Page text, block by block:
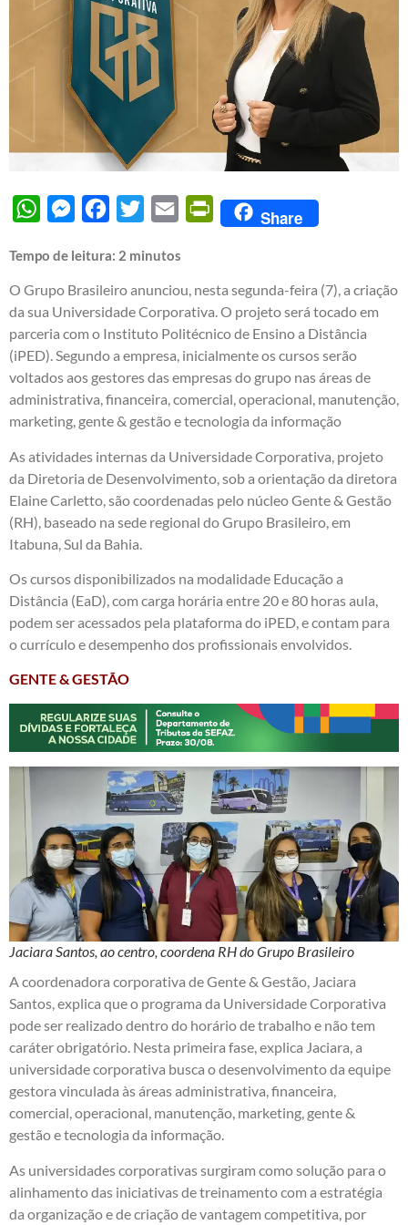
WhatsAppMessengerFacebook
Twitter Email PrintFriendly
Share
Tempo de leitura: 2 minutos
O Grupo Brasileiro anunciou, nesta segunda-feira (7), a criação
da sua Universidade Corporativa. O projeto será tocado em
parceria com o Instituto Politécnico de Ensino a Distância
(iPED). Segundo a empresa, inicialmente os cursos serão
voltados aos gestores das empresas do grupo nas áreas de
administrativa, financeira, comercial, operacional, manutenção,
marketing, gente & gestão e tecnologia da informação
As atividades internas da Universidade Corporativa, projeto
da Diretoria de Desenvolvimento, sob a orientação da diretora
Elaine Carletto, são coordenadas pelo núcleo Gente & Gestão
(RH), baseado na sede regional do Grupo Brasileiro, em
Itabuna, Sul da Bahia.
Os cursos disponibilizados na modalidade Educação a
Distância (EaD), com carga horária entre 20 e 80 horas aula,
podem ser acessados pela plataforma do iPED, e contam para
o currículo e desempenho dos profissionais envolvidos.
GENTE & GESTÃO
Jaciara Santos, ao centro, coordena RH do Grupo Brasileiro
A coordenadora corporativa de Gente & Gestão, Jaciara
Santos, explica que o programa da Universidade Corporativa
pode ser realizado dentro do horário de trabalho e não tem
caráter obrigatório. Nesta primeira fase, explica Jaciara, a
universidade corporativa busca o desenvolvimento da equipe
gestora vinculada às áreas administrativa, financeira,
comercial, operacional, manutenção, marketing, gente &
gestão e tecnologia da informação.
As universidades corporativas surgiram como solução para o
alinhamento das iniciativas de treinamento com a estratégia
da organização e de criação de vantagem competitiva, por